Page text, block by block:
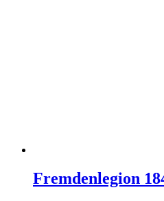
Fremdenlegion